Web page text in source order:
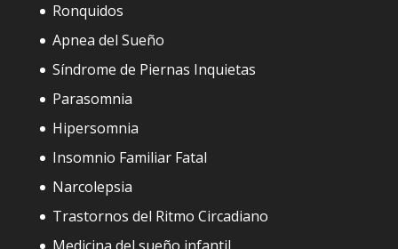
Ronquidos
Apnea del Sueño
Síndrome de Piernas Inquietas
Parasomnia
Hipersomnia
Insomnio Familiar Fatal
Narcolepsia
Trastornos del Ritmo Circadiano